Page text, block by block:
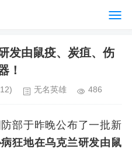
发由鼠疫、炭疽、伤
！
无名英雄 486
于昨晚公布了一批新
狂地在乌克兰研发由鼠